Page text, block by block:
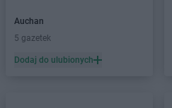
Auchan
5 gazetek
Dodaj do ulubionych